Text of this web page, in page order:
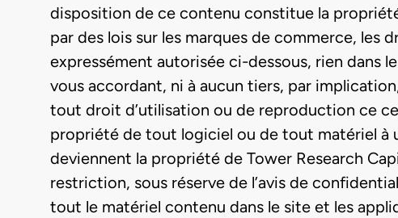
disposition de ce contenu constitue la
par des lois sur les marques de commerce, les
expressément autorisée ci-dessous, rien dans
vous accordant, ni à aucun tiers, par
tout droit d’utilisation ou de reproduction ce
propriété de tout logiciel ou de tout matériel à
deviennent la propriété de Tower Research
restriction, sous réserve de l’avis de
tout le matériel contenu dans le site et les